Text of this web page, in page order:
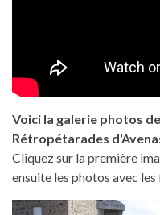
Voici la galerie photos
Rétropétarades
Cliquez sur la première
ensuite les photos avec